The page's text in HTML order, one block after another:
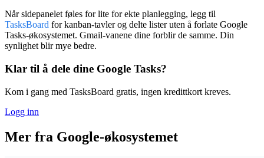
Når sidepanelet føles for lite for ekte planlegging, legg til
TasksBoard for kanban-tavler og delte lister uten å forlate Google
Tasks-økosystemet. Gmail-vanene dine forblir de samme. Din
synlighet blir mye bedre.
Klar til å dele dine Google Tasks?
Kom i gang med TasksBoard gratis, ingen kredittkort kreves.
Logg inn
Mer fra Google-økosystemet